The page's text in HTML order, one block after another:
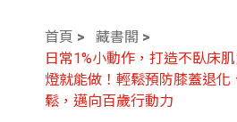
首頁
藏書閣
日常1%小動作，打造不臥床
燈就能做！輕鬆預防膝蓋退化
鬆，邁向百歲行動力